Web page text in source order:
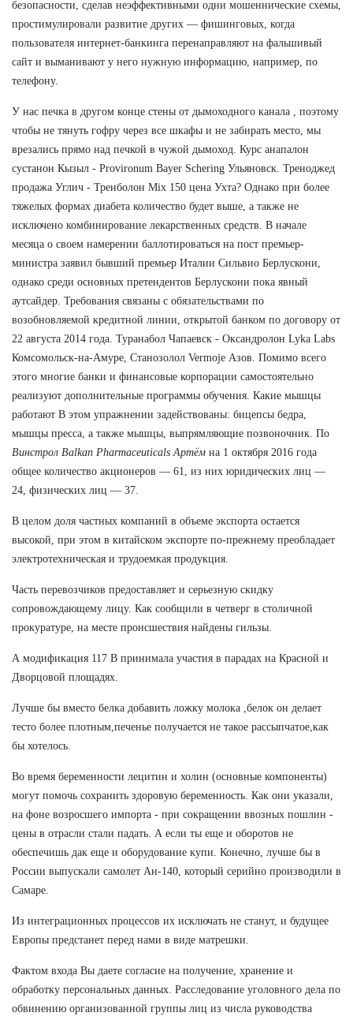
безопасности, сделав неэффективными одни мошеннические схемы,
простимулировали развитие других — фишинговых, когда
пользователя интернет-банкинга перенаправляют на фальшивый
сайт и выманивают у него нужную информацию, например, по
телефону.
У нас печка в другом конце стены от дымоходного канала , поэтому
чтобы не тянуть гофру через все шкафы и не забирать место, мы
врезались прямо над печкой в чужой дымоход. Курс анапалон
сустанон Кызыл - Provironum Bayer Schering Ульяновск. Треноджед
продажа Углич - Тренболон Mix 150 цена Ухта? Однако при более
тяжелых формах диабета количество будет выше, а также не
исключено комбинирование лекарственных средств. В начале
месяца о своем намерении баллотироваться на пост премьер-
министра заявил бывший премьер Италии Сильвио Берлускони,
однако среди основных претендентов Берлускони пока явный
аутсайдер. Требования связаны с обязательствами по
возобновляемой кредитной линии, открытой банком по договору от
22 августа 2014 года. Туранабол Чапаевск - Оксандролон Lyka Labs
Комсомольск-на-Амуре, Станозолол Vermoje Азов. Помимо всего
этого многие банки и финансовые корпорации самостоятельно
реализуют дополнительные программы обучения. Какие мышцы
работают В этом упражнении задействованы: бицепсы бедра,
мышцы пресса, а также мышцы, выпрямляющие позвоночник. По
Винстрол Balkan Pharmaceuticals Артём на 1 октября 2016 года
общее количество акционеров — 61, из них юридических лиц —
24, физических лиц — 37.
В целом доля частных компаний в объеме экспорта остается
высокой, при этом в китайском экспорте по-прежнему преобладает
электротехническая и трудоемкая продукция.
Часть перевозчиков предоставляет и серьезную скидку
сопровождающему лицу. Как сообщили в четверг в столичной
прокуратуре, на месте происшествия найдены гильзы.
А модификация 117 В принимала участия в парадах на Красной и
Дворцовой площадях.
Лучше бы вместо белка добавить ложку молока ,белок он делает
тесто более плотным,печенье получается не такое рассыпчатое,как
бы хотелось.
Во время беременности лецитин и холин (основные компоненты)
могут помочь сохранить здоровую беременность. Как они указали,
на фоне возросшего импорта - при сокращении ввозных пошлин -
цены в отрасли стали падать. А если ты еще и оборотов не
обеспечишь дак еще и оборудование купи. Конечно, лучше бы в
России выпускали самолет Ан-140, который серийно производили в
Самаре.
Из интеграционных процессов их исключать не станут, и будущее
Европы предстанет перед нами в виде матрешки.
Фактом входа Вы даете согласие на получение, хранение и
обработку персональных данных. Расследование уголовного дела по
обвинению организованной группы лиц из числа руководства